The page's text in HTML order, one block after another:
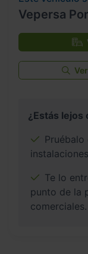
Vepersa
¿Estás lejos
Pruébalo
Te lo
punto de la
comerciales.